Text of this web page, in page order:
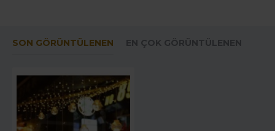
SON GÖRÜNTÜLENEN EN ÇOK GÖRÜNTÜLENEN